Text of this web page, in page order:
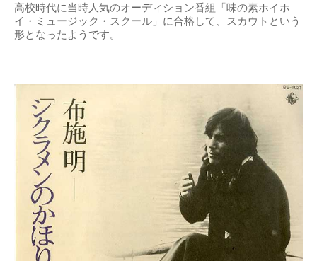
高校時代に当時人気のオーディション番組「味の素ホイホ
イ・ミュージック・スクール」に合格して、スカウトという
形となったようです。